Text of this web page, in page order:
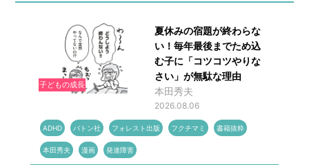
子どもの成長
夏休みの宿題が終わらな
い！毎年最後までため込
む子に「コツコツやりな
さい」が無駄な理由
本田秀夫
2026.08.06
ADHD バトン社 フォレスト出版 フクチマミ 書籍抜粋
本田秀夫 漫画 発達障害